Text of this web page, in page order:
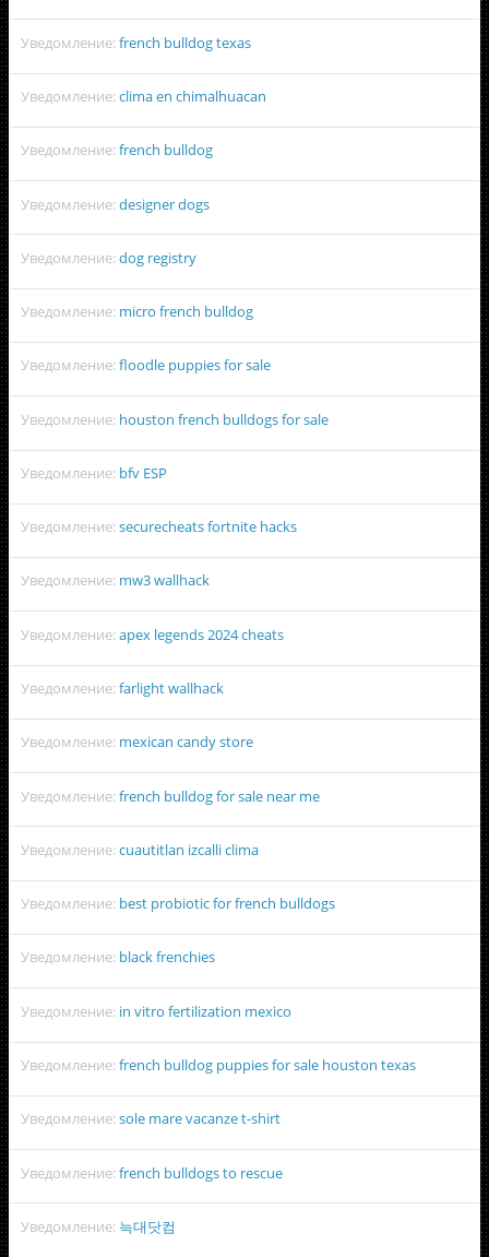
Уведомление:french bulldog texas
Уведомление:clima en chimalhuacan
Уведомление:french bulldog
Уведомление:designer dogs
Уведомление:dog registry
Уведомление: micro french bulldog
Уведомление:floodle puppies for sale
Уведомление: houston french bulldogs for sale
Уведомление: bfv ESP
Уведомление:securecheats fortnite hacks
Уведомление: mw3 wallhack
Уведомление:apex legends 2024 cheats
Уведомление:farlight wallhack
Уведомление: mexican candy store
Уведомление:french bulldog for sale near me
Уведомление:cuautitlan izcalli clima
Уведомление: best probiotic for french bulldogs
Уведомление: black frenchies
Уведомление: in vitro fertilization mexico
Уведомление:french bulldog puppies for sale houston texas
Уведомление:sole mare vacanze t-shirt
Уведомление:french bulldogs to rescue
Уведомление: 늑대닷컴